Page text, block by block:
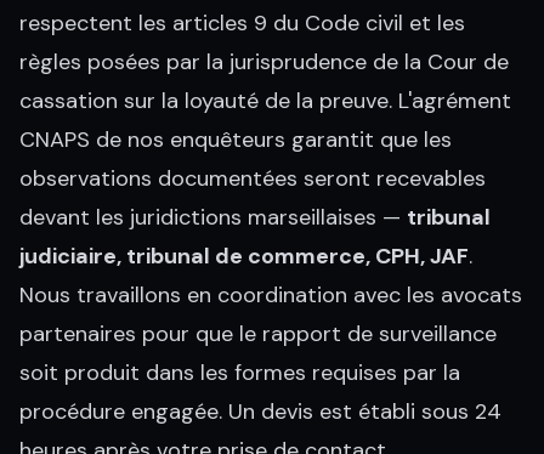
respectent les articles 9 du Code civil et les
règles posées par la jurisprudence de la Cour de
cassation sur la loyauté de la preuve. L'agrément
CNAPS de nos enquêteurs garantit que les
observations documentées seront recevables
devant les juridictions marseillaises — tribunal
judiciaire, tribunal de commerce, CPH, JAF.
Nous travaillons en coordination avec les avocats
partenaires pour que le rapport de surveillance
soit produit dans les formes requises par la
procédure engagée. Un devis est établi sous 24